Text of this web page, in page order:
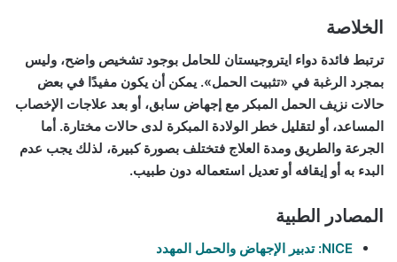
الخلاصة
ترتبط فائدة دواء ايتروجيستان للحامل بوجود تشخيص واضح، وليس
بمجرد الرغبة في «تثبيت الحمل». يمكن أن يكون مفيدًا في بعض
حالات نزيف الحمل المبكر مع إجهاض سابق، أو بعد علاجات الإخصاب
المساعد، أو لتقليل خطر الولادة المبكرة لدى حالات مختارة. أما
الجرعة والطريق ومدة العلاج فتختلف بصورة كبيرة، لذلك يجب عدم
البدء به أو إيقافه أو تعديل استعماله دون طبيب.
المصادر الطبية
NICE: تدبير الإجهاض والحمل المهدد